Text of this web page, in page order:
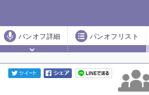
バンオフ詳細 バンオフリスト